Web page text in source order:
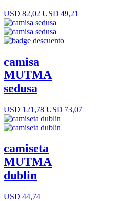
USD 82,02 USD 49,21
camisa
MUTMA
sedusa
USD 121,78 USD 73,07
camiseta
MUTMA
dublin
USD 44,74